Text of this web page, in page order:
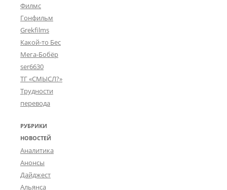
Филмс
Гонфильм
Grekfilms
Какой-то Бес
Мега-Бобёр
ser6630
ТГ «СМЫСЛ?»
Трудности
перевода
РУБРИКИ
НОВОСТЕЙ
Аналитика
Анонсы
Дайджест
Альянса